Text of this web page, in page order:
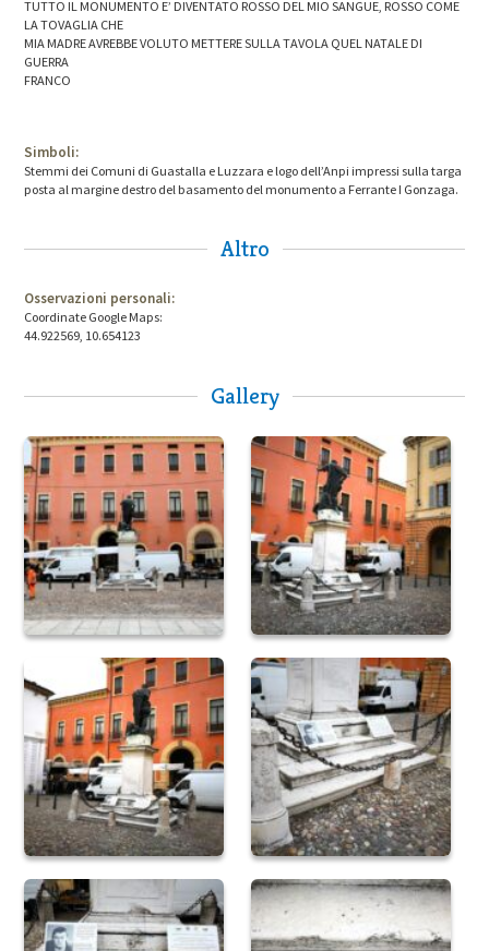
TUTTO IL MONUMENTO E’ DIVENTATO ROSSO DEL MIO SANGUE, ROSSO COME
LA TOVAGLIA CHE
MIA MADRE AVREBBE VOLUTO METTERE SULLA TAVOLA QUEL NATALE DI
GUERRA
FRANCO
Simboli:
Stemmi dei Comuni di Guastalla e Luzzara e logo dell’Anpi impressi sulla targa
posta al margine destro del basamento del monumento a Ferrante I Gonzaga.
Altro
Osservazioni personali:
Coordinate Google Maps:
44.922569, 10.654123
Gallery